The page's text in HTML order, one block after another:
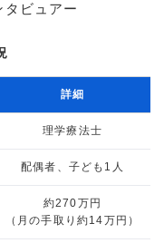
ビュアー
詳細
理学療法士
配偶者、子ども1人
約270万円
（月の手取り約14万円）